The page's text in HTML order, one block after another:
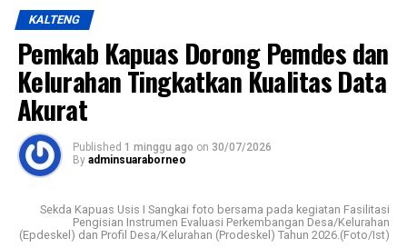
Resnarkoba Polres Kapuas KBO Satresnarkoba Polres
Kapuas Kanit 1 Satresnarkoba Polres Kapuas serta
anggota Satresnarkoba.
“Adapun sasaran kegiatan lurah tokoh masyarakat tokoh
pemuda tokoh masyarakat serta masyarakat Kelurahan
Selat Utara dengan melakukan Koordinasi dengan posko
kampung bebas narkoba untuk melakukan deteksi dini,”
Kasat Narkoba melanjutkan dalam kegiatan melakukan
KALTENG
Pemkab Kapuas Dorong Pemdes dan
Kelurahan Tingkatkan Kualitas Data
Akurat
Published 1 minggu ago on 30/07/2026
By adminsuaraborneo
Sekda Kapuas Usis I Sangkai foto bersama pada kegiatan Fasilitasi
Pengisian Instrumen Evaluasi Perkembangan Desa/Kelurahan
(Epdeskel) dan Profil Desa/Kelurahan (Prodeskel) Tahun 2026.(Foto/Ist)